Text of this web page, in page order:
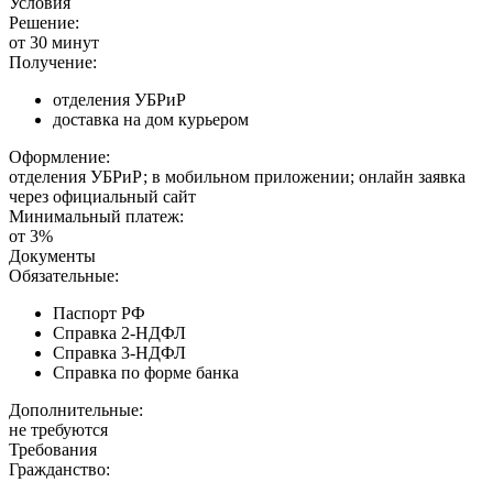
Решение:
от 30 минут
Получение:
отделения УБРиР
доставка на дом курьером
Оформление:
отделения УБРиР; в мобильном приложении; онлайн заявка
через официальный сайт
Минимальный платеж:
от 3%
Документы
Обязательные:
Паспорт РФ
Справка 2-НДФЛ
Справка 3-НДФЛ
Справка по форме банка
Дополнительные:
не требуются
Требования
Гражданство: